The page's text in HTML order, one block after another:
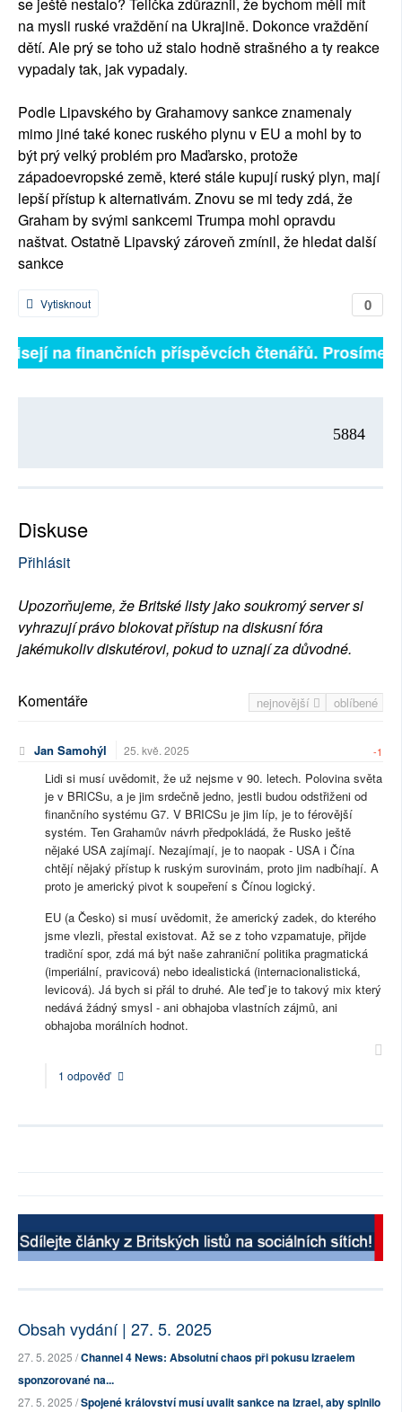
se ještě nestalo? Telička zdůraznil, že bychom měli mít
na mysli ruské vraždění na Ukrajině. Dokonce vraždění
dětí. Ale prý se toho už stalo hodně strašného a ty reakce
vypadaly tak, jak vypadaly.
Podle Lipavského by Grahamovy sankce znamenaly
mimo jiné také konec ruského plynu v EU a mohl by to
být prý velký problém pro Maďarsko, protože
západoevropské země, které stále kupují ruský plyn, mají
lepší přístup k alternativám. Znovu se mi tedy zdá, že
Graham by svými sankcemi Trumpa mohl opravdu
naštvat. Ostatně Lipavský zároveň zmínil, že hledat další
sankce
0
Vytisknout
na finančních příspěvcích čtenářů. Prosíme,
5884
Diskuse
Přihlásit
Upozorňujeme, že Britské listy jako soukromý server si
vyhrazují právo blokovat přístup na diskusní fóra
jakémukoliv diskutérovi, pokud to uznají za důvodné.
nejnovější oblíbené
Komentáře
Jan Samohýl 25. kvě. 2025 -1
Lidi si musí uvědomit, že už nejsme v 90. letech. Polovina světa
je v BRICSu, a je jim srdečně jedno, jestli budou odstřiženi od
finančního systému G7. V BRICSu je jim líp, je to férovější
systém. Ten Grahamův návrh předpokládá, že Rusko ještě
nějaké USA zajímají. Nezajímají, je to naopak - USA i Čína
chtějí nějaký přístup k ruským surovinám, proto jim nadbíhají. A
proto je americký pivot k soupeření s Čínou logický.
EU (a Česko) si musí uvědomit, že americký zadek, do kterého
jsme vlezli, přestal existovat. Až se z toho vzpamatuje, přijde
tradiční spor, zdá má být naše zahraniční politika pragmatická
(imperiální, pravicová) nebo idealistická (internacionalistická,
levicová). Já bych si přál to druhé. Ale teď je to takový mix který
nedává žádný smysl - ani obhajoba vlastních zájmů, ani
obhajoba morálních hodnot.
1 odpověď
Obsah vydání | 27. 5. 2025
27. 5. 2025 /Channel 4 News: Absolutní chaos při pokusu Izraelem
sponzorované na...
27. 5. 2025 /Spojené království musí uvalit sankce na Izrael, aby splnilo